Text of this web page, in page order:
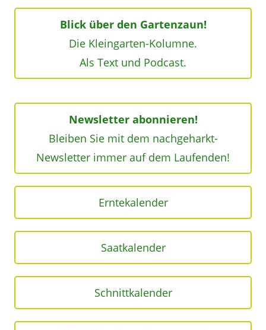
Blick über den Gartenzaun!
Die Kleingarten-Kolumne.
Als Text und Podcast.
Newsletter abonnieren!
Bleiben Sie mit dem nachgeharkt-
Newsletter immer auf dem Laufenden!
Erntekalender
Saatkalender
Schnittkalender